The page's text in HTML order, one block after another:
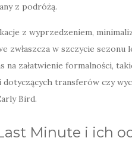
z podróżą.
z wyprzedzeniem,
zwłaszcza w szczycie
na załatwienie formalności,
transferów czy
Bird.
Minute i ich